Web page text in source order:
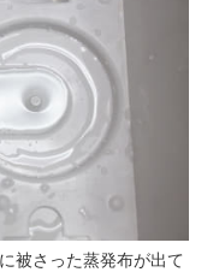
被さった蒸発布が出て